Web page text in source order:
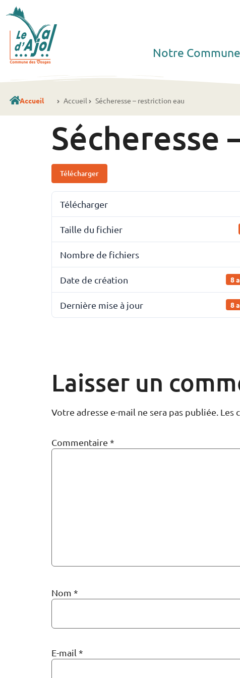
Notre Commune
Accueil Accueil Sécheresse – restriction eau
Sécheresse
Télécharger
Télécharger
Taille du fichier
Nombre de fichiers
Date de création 8
Dernière mise à jour 8
Laisser un
Votre adresse e-mail ne sera pas publiée. Les
Commentaire *
Nom *
E-mail *